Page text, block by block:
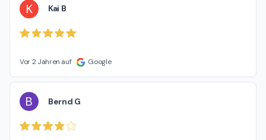
K Kai B
Vor 2 Jahren auf Google
B Bernd G